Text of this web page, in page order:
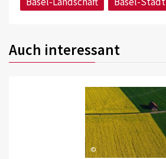
Auch interessant
©